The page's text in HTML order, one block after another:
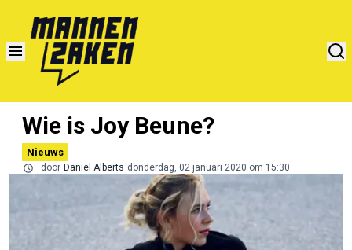
Wie is Joy Beune?
Nieuws
door Daniel Alberts donderdag, 02 januari 2020 om 15:30